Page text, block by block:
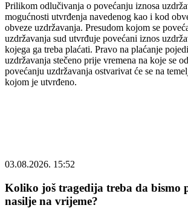
Prilikom odlučivanja o povećanju iznosa
mogućnosti utvrđenja navedenog kao i kod
obveze uzdržavanja. Presudom kojom se
uzdržavanja sud utvrđuje povećani iznos
kojega ga treba plaćati. Pravo na plaćanje
uzdržavanja stečeno prije vremena na koje se
povećanju uzdržavanja ostvarivat će se na
kojom je utvrđeno.
03.08.2026. 15:52
Koliko još tragedija treba da bismo
nasilje na vrijeme?